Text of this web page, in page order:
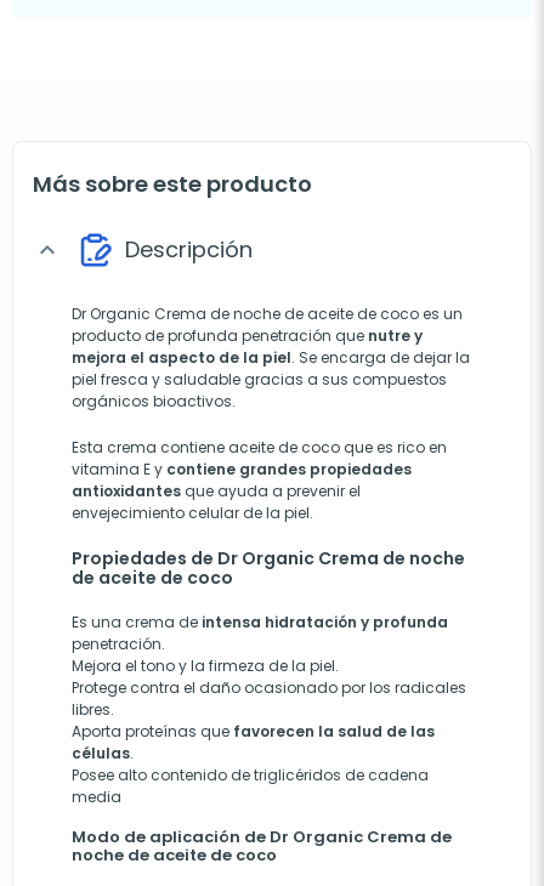
Más sobre este producto
expand_more Descripción
Dr Organic Crema de noche de aceite de coco es un
producto de profunda penetración que nutre y
mejora el aspecto de la piel. Se encarga de dejar la
piel fresca y saludable gracias a sus compuestos
orgánicos bioactivos.
Esta crema contiene aceite de coco que es rico en
vitamina E y contiene grandes propiedades
antioxidantes que ayuda a prevenir el
envejecimiento celular de la piel.
Propiedades de Dr Organic Crema de noche
de aceite de coco
Es una crema de intensa hidratación y profunda
penetración.
Mejora el tono y la firmeza de la piel.
Protege contra el daño ocasionado por los radicales
libres.
Aporta proteínas que favorecen la salud de las
células.
Posee alto contenido de triglicéridos de cadena
media
Modo de aplicación de Dr Organic Crema de
noche de aceite de coco